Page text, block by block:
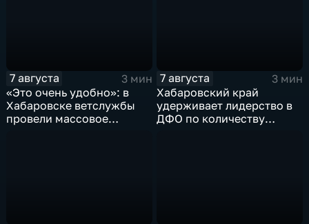
7 августа
3 мин
«Это очень удобно»: в
Хабаровске ветслужбы
провели массовое
7 августа
3 мин
Хабаровский край
удерживает лидерство в
ДФО по количеству